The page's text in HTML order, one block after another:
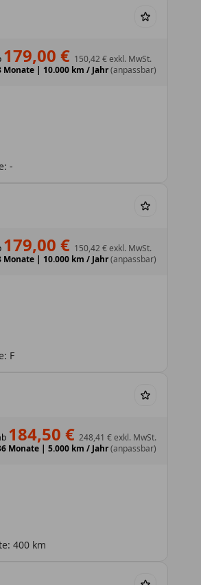
179,00 € 150,42 €exkl. MwSt.
Monate | 10.000 km / Jahr(anpassbar)
-
179,00 € 150,42 €exkl. MwSt.
Monate | 10.000 km / Jahr(anpassbar)
F
184,50 € 248,41 €exkl. MwSt.
Monate | 5.000 km / Jahr(anpassbar)
400 km